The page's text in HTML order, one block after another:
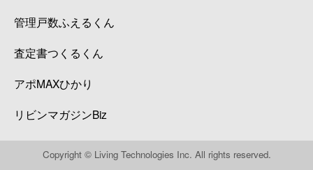
管理戸数ふえるくん
査定書つくるくん
アポMAXひかり
リビンマガジンBiz
Copyright © Living Technologies Inc. All rights reserved.